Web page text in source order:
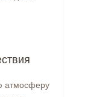
атмосферу